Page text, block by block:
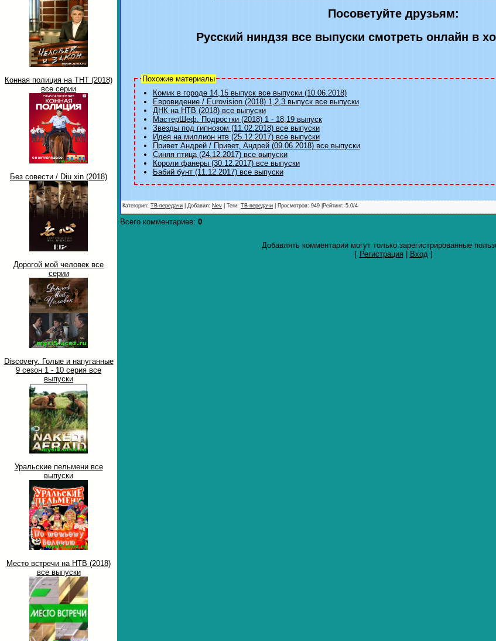
Конная полиция на ТНТ (2018)
все серии
Без совести / Diu xin (2018)
Дорогой мой человек все
серии
Discovery. Голые и напуганные
9 сезон 1 - 10 серия все
выпуски
Уральские пельмени все
выпуски
Место встречи на НТВ (2018)
все выпуски
Посоветуйте друзьям:
Русский ниндзя все выпуски смотреть онлайн в
Похожие материалы
Комик в городе 14,15 выпуск все выпуски (10.06.2018)
Евровидение / Eurovision (2018) 1,2,3 выпуск все выпуски
ДНК на НТВ (2018) все выпуски
МастерШеф. Подростки (2018) 1 - 18,19 выпуск
Звезды под гипнозом (11.02.2018) все выпуски
Идея на миллион нтв (25.12.2017) все выпуски
Привет Андрей / Привет, Андрей (09.06.2018) все выпуски
Синяя птица (24.12.2017) все выпуски
Короли фанеры (30.12.2017) все выпуски
Бабий бунт (11.12.2017) все выпуски
Категория: ТВ-передачи Добавил: Nev Теги: ТВ-передачи | Просмотров: 949 | Рейтинг: 5.0/4
Всего комментариев: 0
Добавлять комментарии могут только зарегистрированные
[ Регистрация | Вход ]